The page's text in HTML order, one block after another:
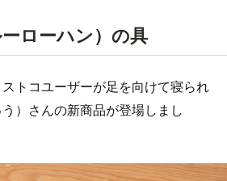
ローハン）の具
トコユーザーが足を向けて寝られ
）さんの新商品が登場しまし